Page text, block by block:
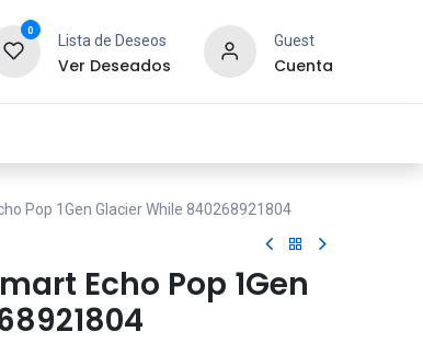
0
Lista de Deseos
Ver Deseados
Guest
Cuenta
Pop 1Gen Glacier While 840268921804
Echo Pop 1Gen